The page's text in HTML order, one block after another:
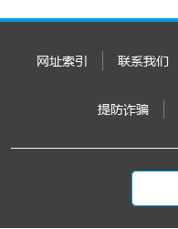
网址索引 联系我们
提防诈骗